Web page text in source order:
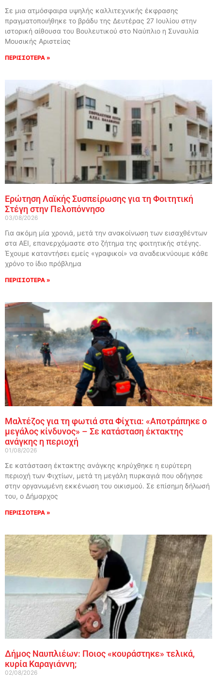
Σε μια ατμόσφαιρα υψηλής καλλιτεχνικής έκφρασης
πραγματοποιήθηκε το βράδυ της Δευτέρας 27 Ιουλίου στην
ιστορική αίθουσα του Βουλευτικού στο Ναύπλιο η Συναυλία
Μουσικής Αριστείας
ΠΕΡΙΣΣΟΤΕΡΑ »
Ερώτηση Λαϊκής Συσπείρωσης για τη Φοιτητική
Στέγη στην Πελοπόννησο
03/08/2026
Για ακόμη μία χρονιά, μετά την ανακοίνωση των εισαχθέντων
στα ΑΕΙ, επανερχόμαστε στο ζήτημα της φοιτητικής στέγης.
Έχουμε καταντήσει εμείς «γραφικοί» να αναδεικνύουμε κάθε
χρόνο το ίδιο πρόβλημα
ΠΕΡΙΣΣΟΤΕΡΑ »
Μαλτέζος για τη φωτιά στα Φίχτια: «Αποτράπηκε ο
μεγάλος κίνδυνος» – Σε κατάσταση έκτακτης
ανάγκης η περιοχή
01/08/2026
Σε κατάσταση έκτακτης ανάγκης κηρύχθηκε η ευρύτερη
περιοχή των Φιχτίων, μετά τη μεγάλη πυρκαγιά που οδήγησε
στην οργανωμένη εκκένωση του οικισμού. Σε επίσημη δήλωσή
του, ο Δήμαρχος
ΠΕΡΙΣΣΟΤΕΡΑ »
Δήμος Ναυπλιέων: Ποιος «κουράστηκε» τελικά,
κυρία Καραγιάννη;
02/08/2026